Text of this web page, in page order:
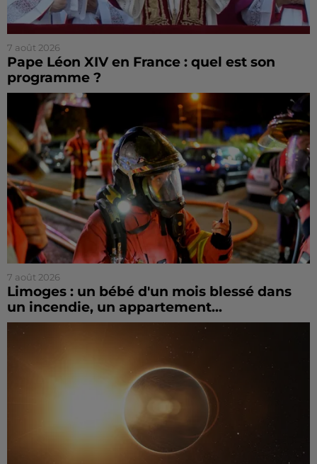
7 août 2026
Pape Léon XIV en France : quel est son
programme ?
7 août 2026
Limoges : un bébé d'un mois blessé dans
un incendie, un appartement...